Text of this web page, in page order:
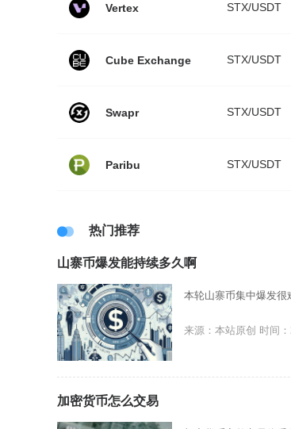
Vertex STX/USDT
Cube Exchange STX/USDT
Swapr STX/USDT
Paribu STX/USDT
热门推荐
山寨币爆发能持续多久啊
本轮山寨币集中爆发很
来源：本站原创 时间
加密货币怎么交易